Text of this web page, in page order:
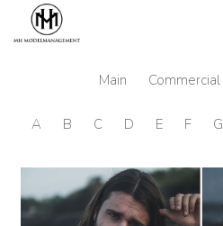
Main Commercial
A B C D E F G